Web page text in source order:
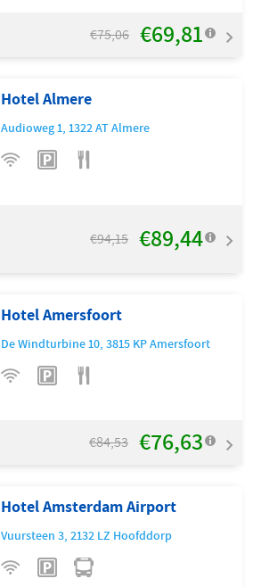
€75,06 €69,81
Hotel Amsterdam Airport
Vuursteen 3,2132 LZ Hoofddorp
Hotel Amersfoort
De Windturbine 10,3815 KPAmersfoort
€84,53 €76,63
Hotel Almere
Audioweg 1,1322 ATAlmere
€94,15 €89,44